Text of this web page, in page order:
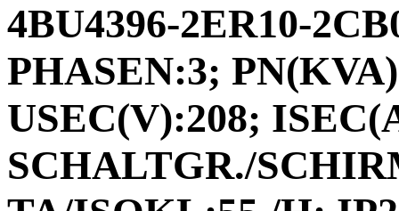
4BU4396-2ER10-
PHASEN:3;
USEC(V):208;
SCHALTGR./